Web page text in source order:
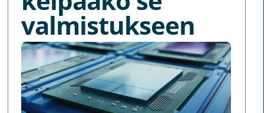
valmistukseen